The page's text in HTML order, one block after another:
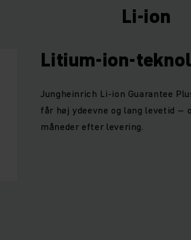
Li-ion
Litium-ion-
Jungheinrich Li-ion Guarantee
får høj ydeevne og lang levetid
måneder efter levering.